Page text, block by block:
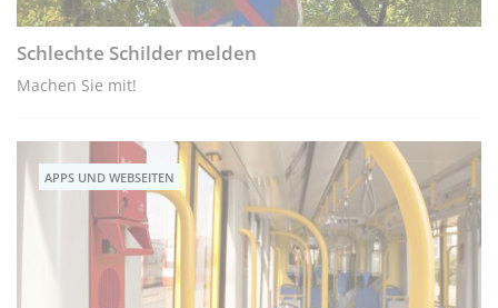
Schlechte Schilder melden
Machen Sie mit!
APPS UND WEBSEITEN